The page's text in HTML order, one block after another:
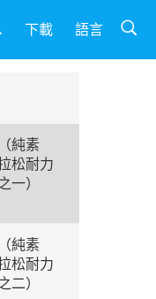
下載 語言
純素
松耐力
一）
純素
松耐力
二）